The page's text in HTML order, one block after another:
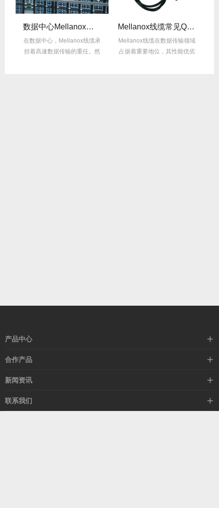
数据中心Mellanox线缆散热解决方案
在数据中心，Mellanox线缆承
担着高速数据传输的重任。然
Mellanox线缆常见Q&A：用户最关心的10问
Mellanox线缆在数据传输领域
占据着重要地位，其性能优劣
产品中心
高速线缆
以太网交换机
合作产品
希捷硬盘
新闻资讯
行业动态
技术视角
联系我们